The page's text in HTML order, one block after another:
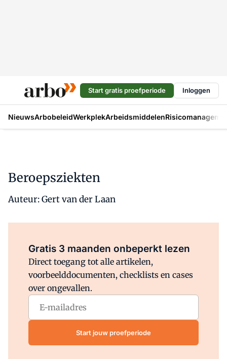
Start gratis proefperiode Inloggen
NieuwsArbobeleidWerkplekArbeidsmiddelen
Beroepsziekten
Auteur: Gert van der Laan
Gratis 3 maanden onbeperkt lezen
Direct toegang tot alle artikelen,
voorbeelddocumenten, checklists en cases
over ongevallen.
Start jouw proefperiode